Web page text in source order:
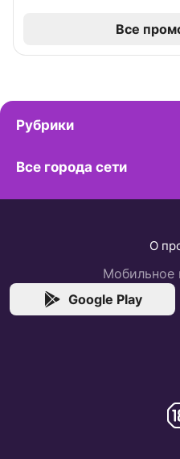
Все
Рубрики
Все города сети
О
Мобильное
Google Play